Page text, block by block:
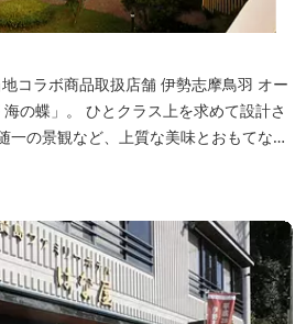
取扱店舗 伊勢志摩鳥羽 オー
の蝶」。 ひとクラス上を求めて設計さ
一の景観など、上質な美味とおもてなし
らではのゆとりの休日をお過ごし下さい